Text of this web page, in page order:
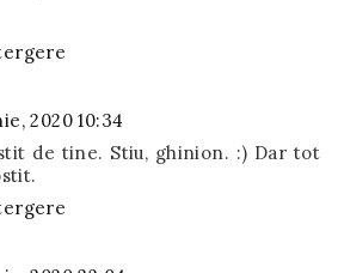
2020 10:34
de tine. Stiu, ghinion. :) Dar tot